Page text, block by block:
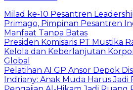
Milad ke-10 Pesantren
Primago, Pimpinan Pesantren
Manfaat Tanpa Batas
Presiden Komisaris PT Mustika
Kelola dan Keberlanjutan
Global
Pelatihan AI GP Ansor Depok
Indriany: Anak Muda Harus